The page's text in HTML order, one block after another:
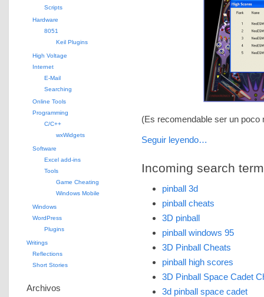
(Es recomendable ser un poco
Seguir leyendo…
Incoming search
pinball 3d
pinball cheats
3D pinball
pinball windows 95
3D Pinball Cheats
pinball high scores
3D Pinball Space Cadet
3d pinball space cadet
Scripts
Hardware
8051
Keil Plugins
High Voltage
Internet
E-Mail
Searching
Online Tools
Programming
C/C++
wxWidgets
Software
Excel add-ins
Tools
Game Cheating
Windows Mobile
Windows
WordPress
Plugins
Writings
Reflections
Short Stories
Archivos